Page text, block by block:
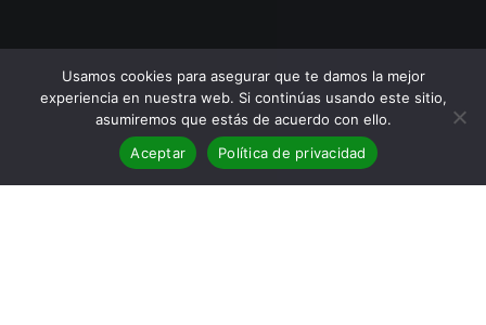
Usamos cookies para asegurar que te damos la mejor
experiencia en nuestra web. Si continúas usando este sitio,
asumiremos que estás de acuerdo con ello.
Aceptar
Política de privacidad